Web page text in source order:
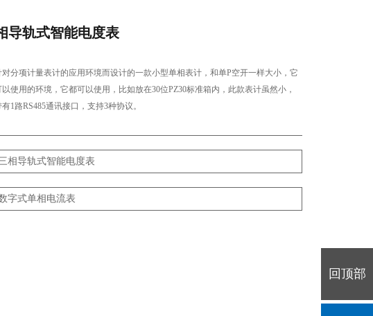
导轨式智能电度表
分项计量表计的应用环境而设计的一款小型单相表计，和单P空开一样大小，它
使用的环境，它都可以使用，比如放在30位PZ30标准箱内，此款表计虽然小，
1路RS485通讯接口，支持3种协议。
相导轨式智能电度表
字式单相电流表
回顶部